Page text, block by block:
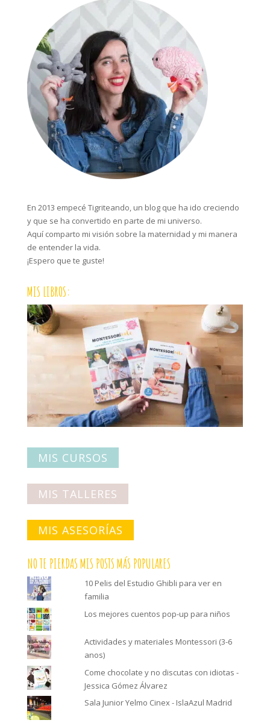
En 2013 empecé Tigriteando, un blog que ha ido creciendo
y que se ha convertido en parte de mi universo.
Aquí comparto mi visión sobre la maternidad y mi manera
de entender la vida.
¡Espero que te guste!
MIS LIBROS:
MIS CURSOS
MIS TALLERES
MIS ASESORÍAS
NO TE PIERDAS MIS POSTS MÁS POPULARES
10 Pelis del Estudio Ghibli para ver en
familia
Los mejores cuentos pop-up para niños
Actividades y materiales Montessori (3-6
anos)
Come chocolate y no discutas con idiotas -
Jessica Gómez Álvarez
Sala Junior Yelmo Cinex - IslaAzul Madrid